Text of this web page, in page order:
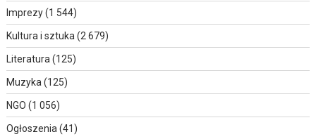
Imprezy(1 544)
Kultura i sztuka (2 679)
Literatura (125)
Muzyka (125)
NGO (1 056)
Ogłoszenia (41)